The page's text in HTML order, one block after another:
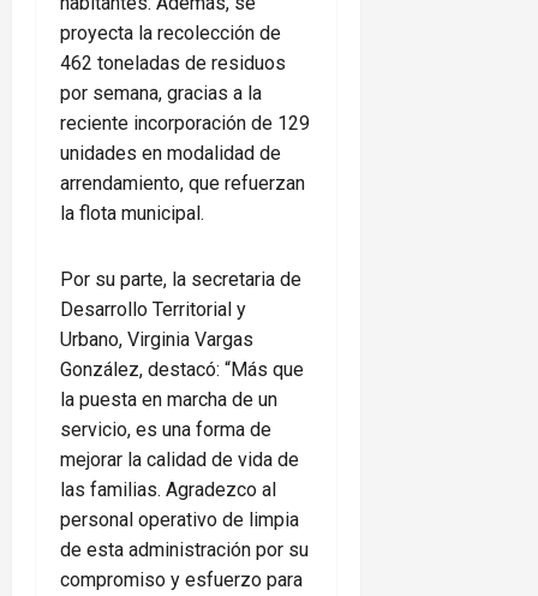
proyecta la recolección de
462 toneladas de residuos
por semana, gracias a la
reciente incorporación de 129
unidades en modalidad de
arrendamiento, que refuerzan
la flota municipal.
Por su parte, la secretaria de
Desarrollo Territorial y
Urbano, Virginia Vargas
González, destacó: “Más que
la puesta en marcha de un
servicio, es una forma de
mejorar la calidad de vida de
las familias. Agradezco al
personal operativo de limpia
de esta administración por su
compromiso y esfuerzo para